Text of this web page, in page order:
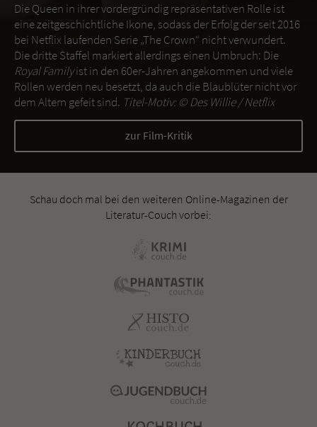
Die Queen in ihrer vordergründig repräsentativen Rolle ist
eine zeitgeschichtliche Ikone, sodass der Erfolg der seit 2016
bei Netflix laufenden Serie „The Crown“ nicht verwundert.
Die dritte Staffel markiert allerdings einen Umbruch: Die
Royal Familyist in den 60er-Jahren angekommen und viele
Rollen werden neu besetzt, da auch die Blaublüter nicht vor
dem Altern gefeit sind. Titel-Motiv: ©Des Willie / Netflix
zur Film-Kritik
Schau doch mal bei den weiteren Online-Magazinen der
Literatur-Couch vorbei: